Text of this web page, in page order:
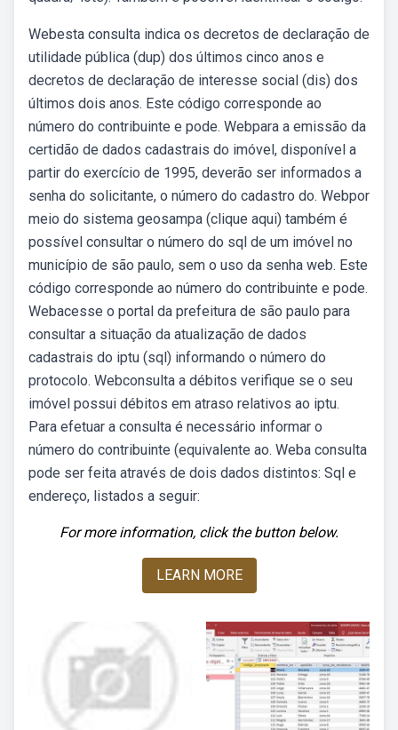
Webesta consulta indica os decretos de declaração de
utilidade pública (dup) dos últimos cinco anos e
decretos de declaração de interesse social (dis) dos
últimos dois anos. Este código corresponde ao
número do contribuinte e pode. Webpara a emissão da
certidão de dados cadastrais do imóvel, disponível a
partir do exercício de 1995, deverão ser informados a
senha do solicitante, o número do cadastro do. Webpor
meio do sistema geosampa (clique aqui) também é
possível consultar o número do sql de um imóvel no
município de são paulo, sem o uso da senha web. Este
código corresponde ao número do contribuinte e pode.
Webacesse o portal da prefeitura de são paulo para
consultar a situação da atualização de dados
cadastrais do iptu (sql) informando o número do
protocolo. Webconsulta a débitos verifique se o seu
imóvel possui débitos em atraso relativos ao iptu.
Para efetuar a consulta é necessário informar o
número do contribuinte (equivalente ao. Weba consulta
pode ser feita através de dois dados distintos: Sql e
endereço, listados a seguir:
For more information, click the button below.
LEARN MORE